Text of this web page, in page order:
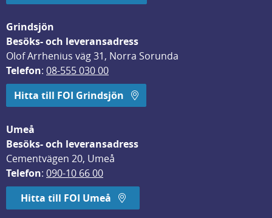
Grindsjön
Besöks- och leveransadress
Olof Arrhenius väg 31, Norra Sorunda
Telefon: 08-555 030 00
Hitta till FOI Grindsjön
Umeå
Besöks- och leveransadress
Cementvägen 20, Umeå
Telefon: 090-10 66 00
Hitta till FOI Umeå